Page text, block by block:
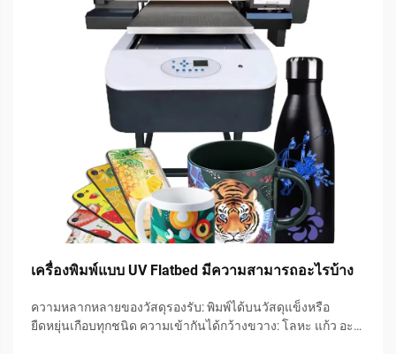
เครื่องพิมพ์แบบ UV Flatbed มีความสามารถอะไรบ้าง
ความหลากหลายของวัสดุรองรับ: พิมพ์ได้บนวัสดุแข็งหรือ
ยืดหยุ่นเกือบทุกชนิด ความเข้ากันได้กว้างขวาง: โลหะ แก้ว อะค